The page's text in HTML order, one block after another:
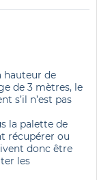
hauteur de
de 3 mètres, le
s’il n’est pas
la palette de
récupérer ou
donc être
les